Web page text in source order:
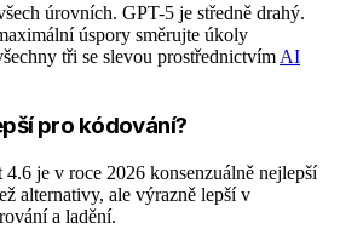
úrovních. GPT-5 je středně drahý.
úspory směrujte úkoly
tři se slevou prostřednictvím AI
pro kódování?
je v roce 2026 konsenzuálně nejlepší
alternativy, ale výrazně lepší v
a ladění.